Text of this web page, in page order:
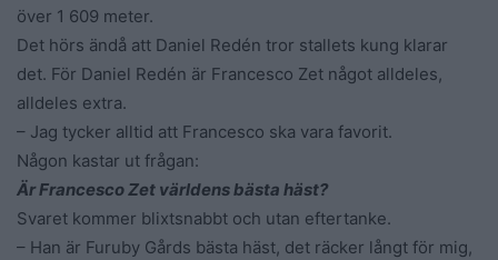
över 1 609 meter.
Det hörs ändå att Daniel Redén tror stallets kung klarar
det. För Daniel Redén är Francesco Zet något alldeles,
alldeles extra.
– Jag tycker alltid att Francesco ska vara favorit.
Någon kastar ut frågan:
Är Francesco Zet världens bästa häst?
Svaret kommer blixtsnabbt och utan eftertanke.
– Han är Furuby Gårds bästa häst, det räcker långt för mig,